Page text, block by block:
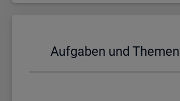
Auf­ga­ben und